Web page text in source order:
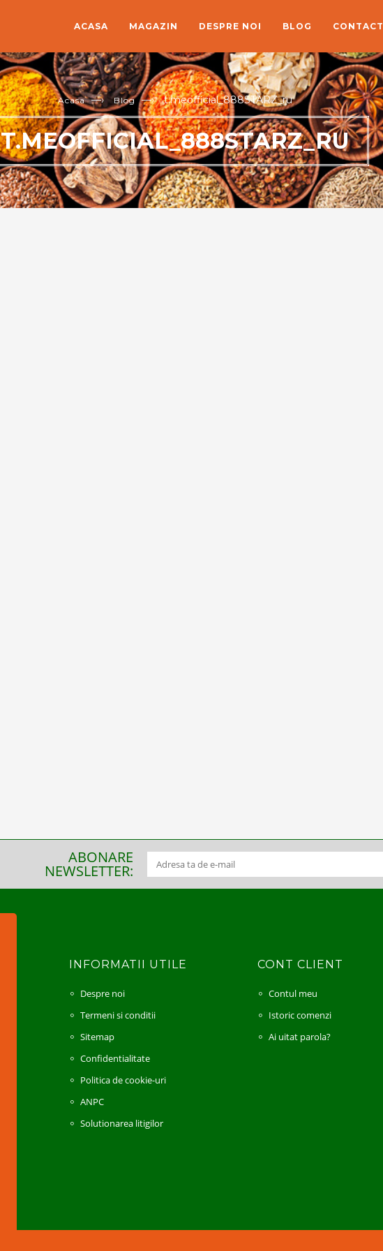
ACASA MAGAZIN DESPRE NOI BLOG CONTACT
Acasa —› Blog —› t.meofficial_888STARZ_ru
T.MEOFFICIAL_888STARZ_RU
ABONARE
NEWSLETTER:
INFORMATII UTILE
Despre noi
Termeni si conditii
Sitemap
Confidentialitate
Politica de cookie-uri
ANPC
Solutionarea litigilor
CONT CLIENT
Contul meu
Istoric comenzi
Ai uitat parola?